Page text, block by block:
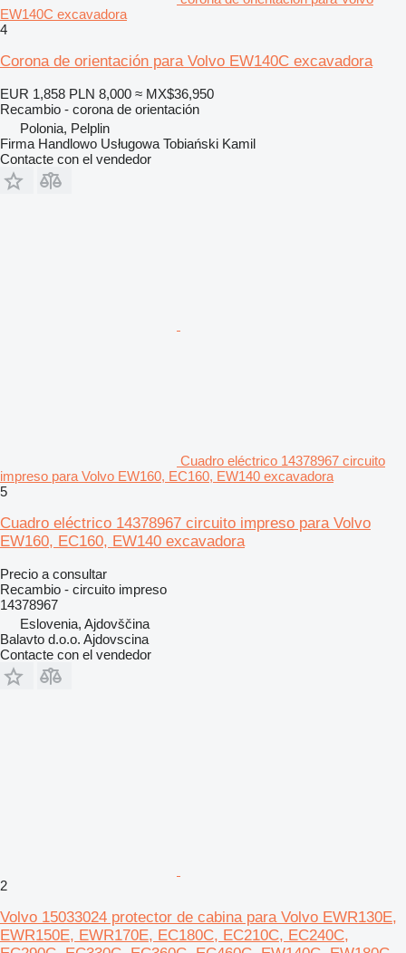
EW140C excavadora
4
Corona de orientación para Volvo EW140C excavadora
EUR 1,858 PLN 8,000 ≈ MX$36,950
Recambio - corona de orientación
Polonia, Pelplin
Firma Handlowo Usługowa Tobiański Kamil
Contacte con el vendedor
Cuadro eléctrico 14378967 circuito
impreso para Volvo EW160, EC160, EW140 excavadora
5
Cuadro eléctrico 14378967 circuito impreso para Volvo
EW160, EC160, EW140 excavadora
Precio a consultar
Recambio - circuito impreso
14378967
Eslovenia, Ajdovščina
Balavto d.o.o. Ajdovscina
Contacte con el vendedor
2
Volvo 15033024 protector de cabina para Volvo EWR130E,
EWR150E, EWR170E, EC180C, EC210C, EC240C,